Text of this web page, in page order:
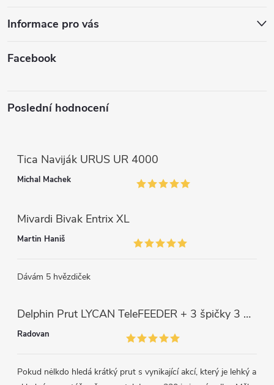
y
v
p
s
u
Informace pro vás
Facebook
Poslední hodnocení
Tica Naviják URUS UR 4000
Michal Machek
Mivardi Bivak Entrix XL
Martin Haniš
Dávám 5 hvězdiček
Delphin Prut LYCAN TeleFEEDER + 3 špičky 3 m, 80 g
Radovan
Pokud nėlkdo hledá krátký prut s vynikající akcí, který je lehký a